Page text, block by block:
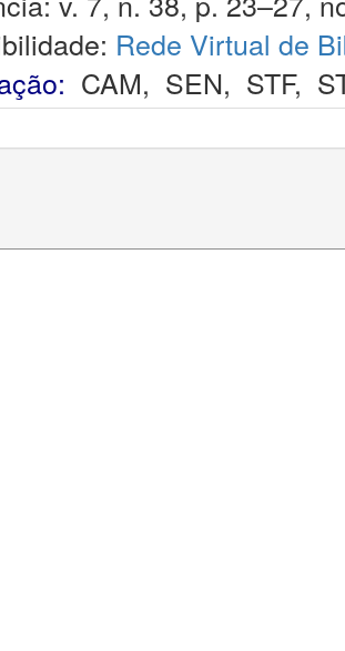
Rede Virtual de
CAM, SEN, STF,